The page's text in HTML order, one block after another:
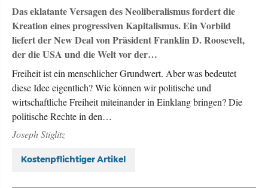
Das eklatante Versagen des Neoliberalismus fordert die
Kreation eines progressiven Kapitalismus. Ein Vorbild
liefert der New Deal von Präsident Franklin D. Roosevelt,
der die USA und die Welt vor der…
Freiheit ist ein menschlicher Grundwert. Aber was bedeutet
diese Idee eigentlich? Wie können wir politische und
wirtschaftliche Freiheit miteinander in Einklang bringen? Die
politische Rechte in den…
Joseph Stiglitz
Kostenpflichtiger Artikel